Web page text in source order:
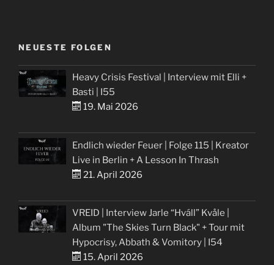
NEUESTE FOLGEN
Heavy Crisis Festival | Interview mit Elli +
Basti | I55
19. Mai 2026
Endlich wieder Feuer | Folge 115 | Kreator
Live in Berlin + A Lesson In Thrash
21. April 2026
VREID | Interview Jarle “Hváll” Kvåle |
Album "The Skies Turn Black" + Tour mit
Hypocrisy, Abbath & Vomitory | I54
15. April 2026